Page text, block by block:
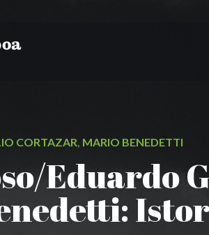
CORTAZAR, MARIO BENEDETTI
Eduardo